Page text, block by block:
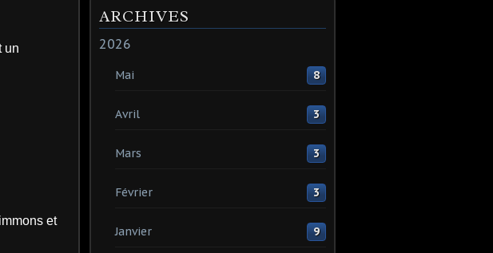
un
et
ARCHIVES
2026
Mai 8
Avril 3
Mars 3
Février 3
Janvier 9